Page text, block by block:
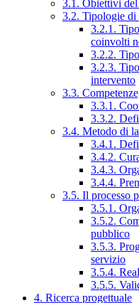
3.1. Obiettivi
3.2. Tipologie di
3.2.1.
coinvolti
3.2.2.
3.2.3.
intervento
3.3.
3.3.1.
3.3.2.
3.4. Metodo di
3.4.1.
3.4.2.
3.4.3.
3.4.4.
3.5. Il processo
3.5.1.
3.5.2.
pubblico
3.5.3.
servizio
3.5.4.
3.5.5.
4. Ricerca progettuale